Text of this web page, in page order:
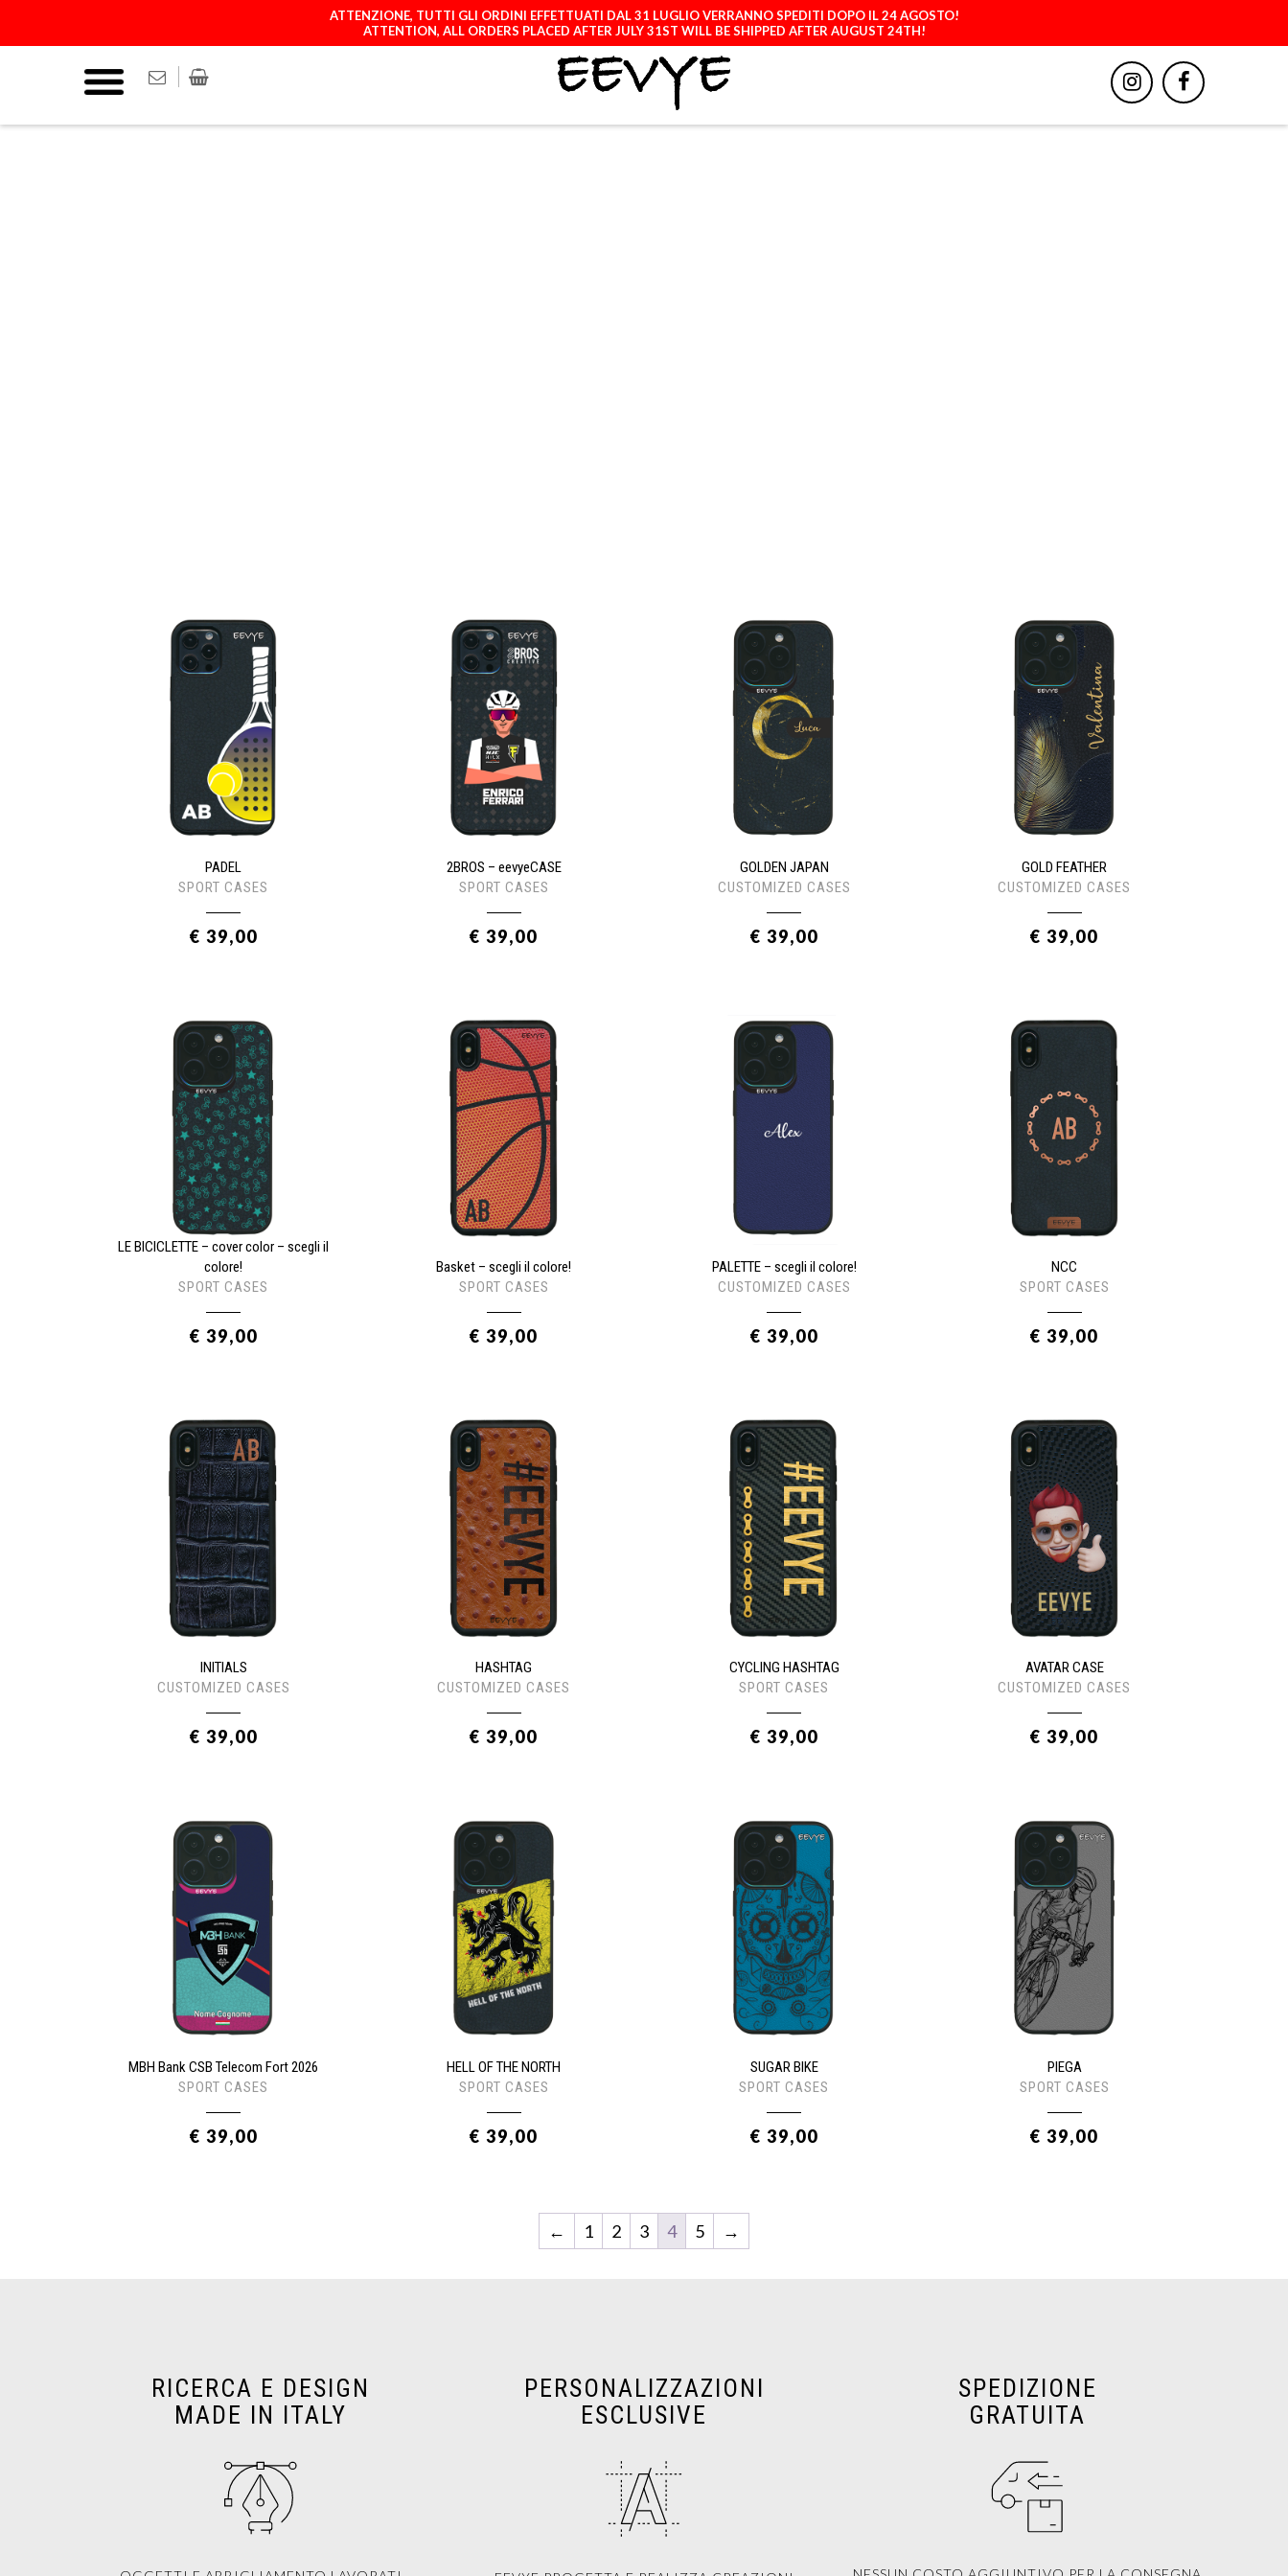
ATTENZIONE, TUTTI GLI ORDINI EFFETTUATI DAL 31 LUGLIO VERRANNO SPEDITI DOPO IL 24 AGOSTO!
ATTENTION, ALL ORDERS PLACED AFTER JULY 31ST WILL BE SHIPPED AFTER AUGUST 24TH!
LICENCES ACCESSORI
PADEL
SPORT CASES
€ 39,00
2BROS – eevyeCASE
SPORT CASES
€ 39,00
GOLDEN JAPAN
CUSTOMIZED CASES
€ 39,00
GOLD FEATHER
CUSTOMIZED CASES
€ 39,00
LE BICICLETTE – cover color – scegli il
colore!
SPORT CASES
€ 39,00
Basket – scegli il colore!
SPORT CASES
€ 39,00
PALETTE – scegli il colore!
CUSTOMIZED CASES
€ 39,00
NCC
SPORT CASES
€ 39,00
INITIALS
CUSTOMIZED CASES
€ 39,00
HASHTAG
CUSTOMIZED CASES
€ 39,00
CYCLING HASHTAG
SPORT CASES
€ 39,00
AVATAR CASE
CUSTOMIZED CASES
€ 39,00
MBH Bank CSB Telecom Fort 2026
SPORT CASES
€ 39,00
HELL OF THE NORTH
SPORT CASES
€ 39,00
SUGAR BIKE
SPORT CASES
€ 39,00
PIEGA
SPORT CASES
€ 39,00
← 1 2 3 4 5 →
RICERCA E DESIGN
MADE IN ITALY
PERSONALIZZAZIONI
ESCLUSIVE
SPEDIZIONE
GRATUITA